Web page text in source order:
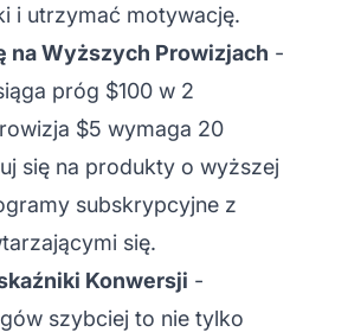
i utrzymać motywację.
na Wyższych Prowizjach -
próg $100 w 2
$5 wymaga 20
się na produkty o wyższej
subskrypcyjne z
się.
Konwersji -
szybciej to nie tylko